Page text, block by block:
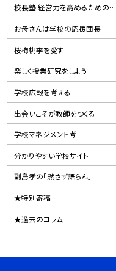
校長塾 経営力を高めるための…
お母さんは学校の応援団長
桜梅桃李を愛す
楽しく授業研究をしよう
学校広報を考える
出会いこそが教師をつくる
学校マネジメント考
分かりやすい学校サイト
副島孝の「黙さず語らん」
★特別寄稿
★過去のコラム